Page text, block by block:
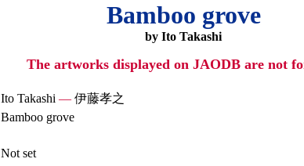
Bamboo grove
by Ito Takashi
The artworks displayed on JAODB are not
Ito Takashi —伊藤孝之
Bamboo grove
Not set